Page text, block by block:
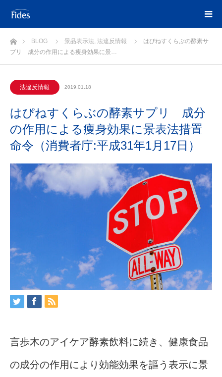
ホームBLOG 景品表示法, 法違反情報
はぴねすくらぶの酵素サ
プリ 成分の作用による痩身効果に景…
法違反情報 2019.01.18
はぴねすくらぶの酵素サプリ 成分
の作用による痩身効果に景表法措置
命令（消費者庁:平成31年1月17日）
言歩木のアイケア酵素飲料に続き、健康食品
の成分の作用により効能効果を謳う表示に景